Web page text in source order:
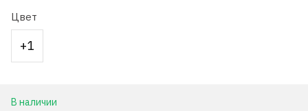
Цвет
+1
В наличии